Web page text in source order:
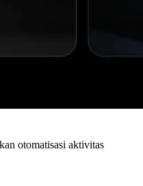
otomatisasi aktivitas